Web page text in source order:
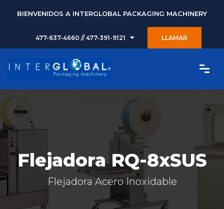
BIENVENIDOS A INTERGLOBAL PACKAGING MACHINERY
477-637-4660 // 477-391-9121 LLAMAR
Flejadora RQ-8xSUS
Flejadora Acero Inoxidable